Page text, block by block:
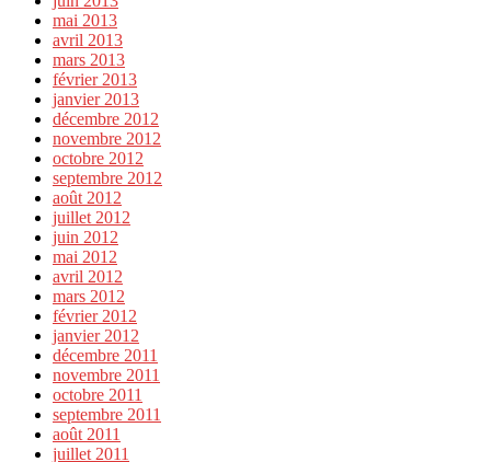
mai 2013
avril 2013
mars 2013
février 2013
janvier 2013
décembre 2012
novembre 2012
octobre 2012
septembre 2012
août 2012
juillet 2012
juin 2012
mai 2012
avril 2012
mars 2012
février 2012
janvier 2012
décembre 2011
novembre 2011
octobre 2011
septembre 2011
août 2011
juillet 2011